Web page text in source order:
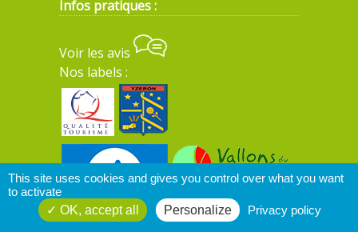
Infos pratiques :
Voir les avis
Nos labels :
This site uses cookies and gives you control over what you want
to activate
OK, accept all
Personalize Privacy policy